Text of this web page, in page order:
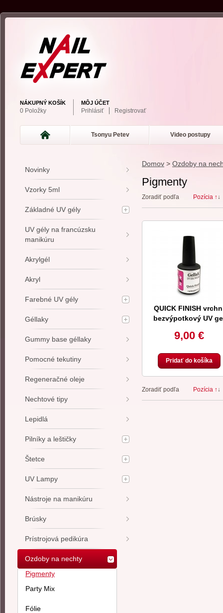
NÁKUPNÝ KOŠÍK
0 Položky
MÔJ ÚČET
Prihlásiť Registrovať
Tsonyu Petev Video postupy
Domov > Ozdoby na
Pigmenty
Zoradiť podľa Pozícia ↑↓
QUICK FINISH
bezvýpotkový UV
9,00 €
Pridať do košíka
Zoradiť podľa Pozícia ↑↓
Novinky
Vzorky 5ml
Základné UV gély
UV gély na francúzsku
manikúru
Akrylgél
Akryl
Farebné UV gély
Géllaky
Gummy base géllaky
Pomocné tekutiny
Regeneračné oleje
Nechtové tipy
Lepidlá
Pilníky a leštičky
Štetce
UV Lampy
Nástroje na manikúru
Brúsky
Prístrojová pedikúra
Ozdoby na nechty
Pigmenty
Party Mix
Fólie